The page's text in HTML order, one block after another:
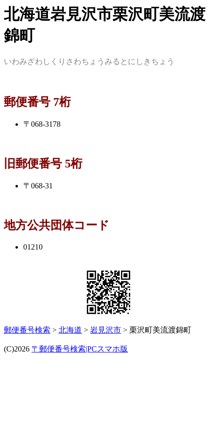
北海道岩見沢市栗沢町美流渡
錦町
いわみざわしくりさわちょうみるとにしきちょう
郵便番号 7桁
〒068-3178
旧郵便番号 5桁
〒068-31
地方公共団体コード
01210
郵便番号検索 > 北海道 > 岩見沢市 > 栗沢町美流渡錦町
(C)2026 〒郵便番号検索|PCスマホ版